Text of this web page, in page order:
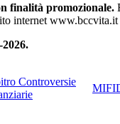
finalità promozionale.
internet
Controversie